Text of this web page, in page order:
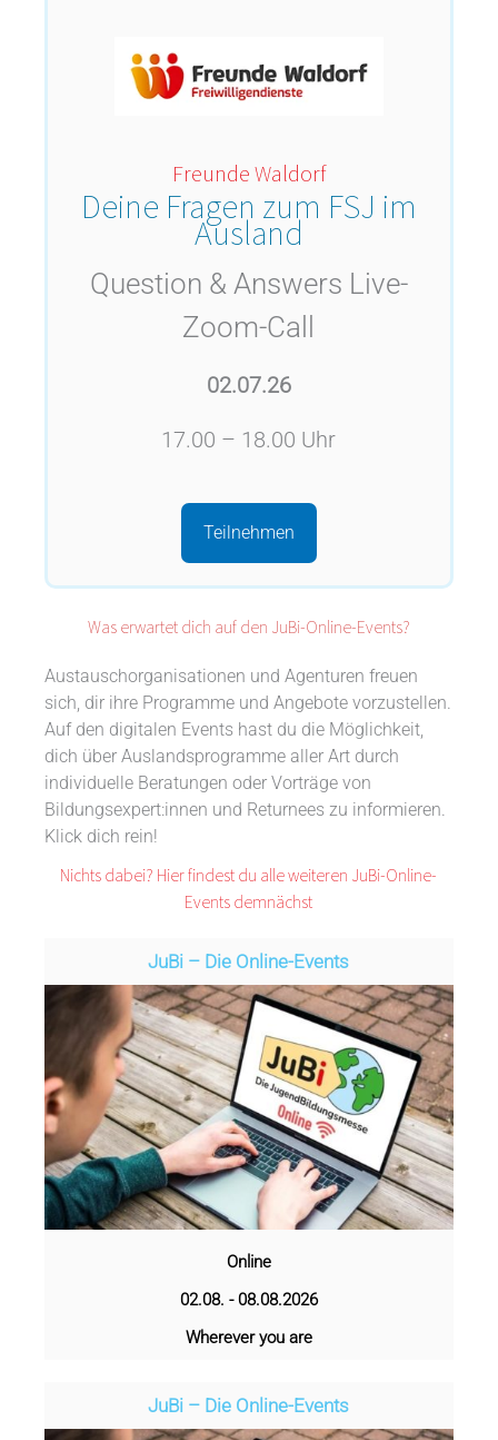
Freunde Waldorf
Deine Fragen zum FSJ im
Ausland
Question & Answers Live-
Zoom-Call
02.07.26
17.00 – 18.00 Uhr
Teilnehmen
Was erwartet dich auf den JuBi-Online-Events?
Austauschorganisationen und Agenturen freuen
sich, dir ihre Programme und Angebote vorzustellen.
Auf den digitalen Events hast du die Möglichkeit,
dich über Auslandsprogramme aller Art durch
individuelle Beratungen oder Vorträge von
Bildungsexpert:innen und Returnees zu informieren.
Klick dich rein!
Nichts dabei? Hier findest du alle weiteren JuBi-Online-
Events demnächst
JuBi – Die Online-Events
Online
02.08. - 08.08.2026
Wherever you are
JuBi – Die Online-Events